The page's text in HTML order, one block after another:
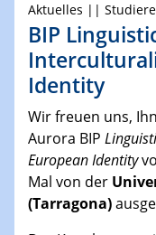
Aktuelles ||
BIP
Identity